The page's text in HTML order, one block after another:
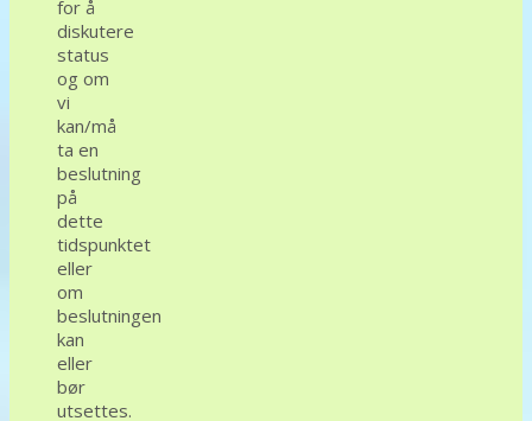
for å
diskutere
status
og om
vi
kan/må
ta en
beslutning
på
dette
tidspunktet
eller
om
beslutningen
kan
eller
bør
utsettes.